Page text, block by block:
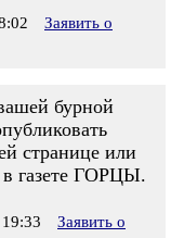
Заявить о
бурной
странице или
в газете ГОРЦЫ.
Заявить о